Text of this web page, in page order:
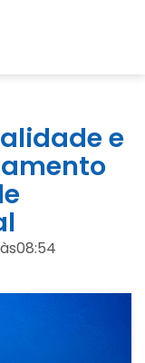
e
às08:54